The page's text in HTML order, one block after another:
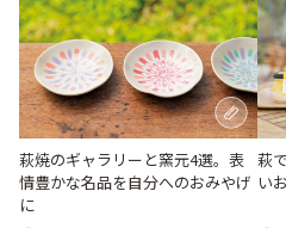
萩焼のギャラリーと窯元4選。表
情豊かな名品を自分へのおみやげ
に
萩
い